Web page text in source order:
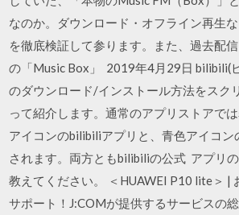
なのか。ダウンロード・オフライン再生
を徹底検証して参ります。また、過去配
の「Music Box」 2019年4月29日 bilibili(
のダウンロード/インストール方法をスク
って紹介します。通常のアプリストアで
アイコンのbilibiliアプリと、青色アイコ
されます。両方ともbilibiliの公式 アプリ
教えてください。 ＜HUAWEI P10 lite＞ |
サポート！J:COMが提供するサービスの